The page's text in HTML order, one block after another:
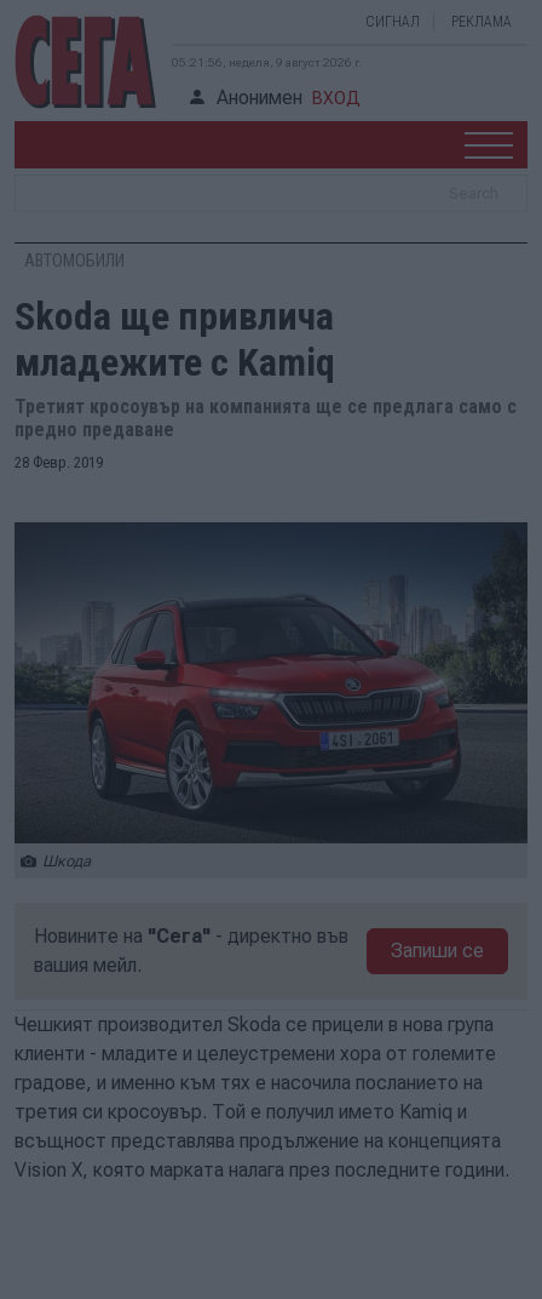
СИГНАЛ РЕКЛАМА
05:21:57, неделя, 9 август 2026 г.
Анонимен ВХОД
АВТОМОБИЛИ
Skoda ще привлича
младежите с Kamiq
Третият кросоувър на компанията ще се предлага само с
предно предаване
28 Февр. 2019
Шкода
Новините на "Сега" - директно във
вашия мейл.
Запиши се
Чешкият производител Skoda се прицели в нова група
клиенти - младите и целеустремени хора от големите
градове, и именно към тях е насочила посланието на
третия си кросоувър. Той е получил името Kamiq и
всъщност представлява продължение на концепцията
Vision X, която марката налага през последните години.